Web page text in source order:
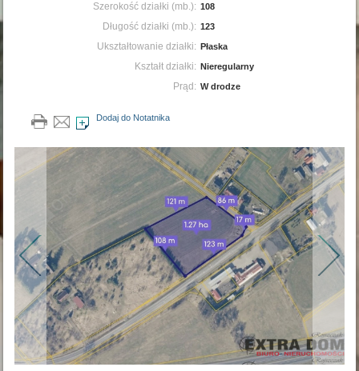
Szerokość działki (mb.): 108
Długość działki (mb.): 123
Ukształtowanie działki: Płaska
Kształt działki: Nieregularny
Prąd: W drodze
Dodaj do Notatnika